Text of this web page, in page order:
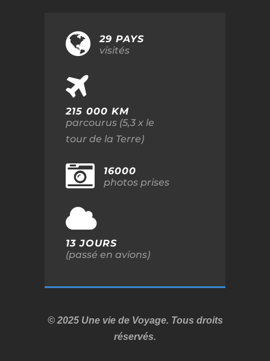
29 PAYS
visités
215 000 KM
parcourus (5,3 x le
tour de la Terre)
16000
photos prises
13 JOURS
(passé en avions)
© 2025 Une vie de Voyage. Tous droits
réservés.